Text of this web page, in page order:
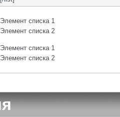
Элемент списка 1
Элемент списка 2
Элемент списка 1
Элемент списка 2